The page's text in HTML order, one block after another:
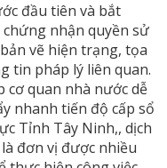
đầu tiên và bắt
nhận quyền sử
vẽ hiện trạng, tọa
tin pháp lý liên quan.
cơ quan nhà nước dễ
nhanh tiến độ cấp sổ
Tỉnh Tây Ninh,, dịch
đơn vị được nhiều